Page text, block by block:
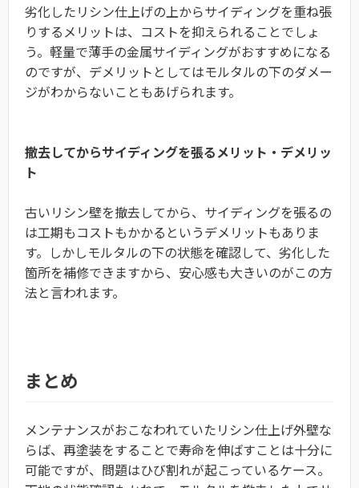
劣化したリシン仕上げの上からサイディングを重ね張
りするメリットは、コストを抑えられることでしょ
う。軽量で薄手の金属サイディングがおすすめになる
のですが、デメリットとしてはモルタルの下のダメー
ジがわからないこともあげられます。
撤去してからサイディングを張るメリット・デメリッ
ト
古いリシン壁を撤去してから、サイディングを張るの
は工期もコストもかかるというデメリットもありま
す。しかしモルタルの下の状態を確認して、劣化した
箇所を補修できますから、安心感も大きいのがこの方
法と言われます。
まとめ
メンテナンスがおこなわれていたリシン仕上げ外壁な
らば、再塗装をすることで寿命を伸ばすことは十分に
可能ですが、問題はひび割れが起こっているケース。